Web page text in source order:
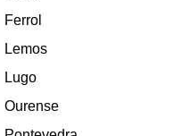
Ferrol
Lemos
Lugo
Ourense